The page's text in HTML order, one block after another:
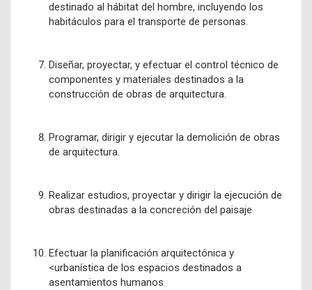
destinado al hábitat del hombre, incluyendo los
habitáculos para el transporte de personas.
Diseñar, proyectar, y efectuar el control técnico de
componentes y materiales destinados a la
construcción de obras de arquitectura.
Programar, dirigir y ejecutar la demolición de obras
de arquitectura.
Realizar estudios, proyectar y dirigir la ejecución de
obras destinadas a la concreción del paisaje
Efectuar la planificación arquitectónica y
<urbanística de los espacios destinados a
asentamientos humanos